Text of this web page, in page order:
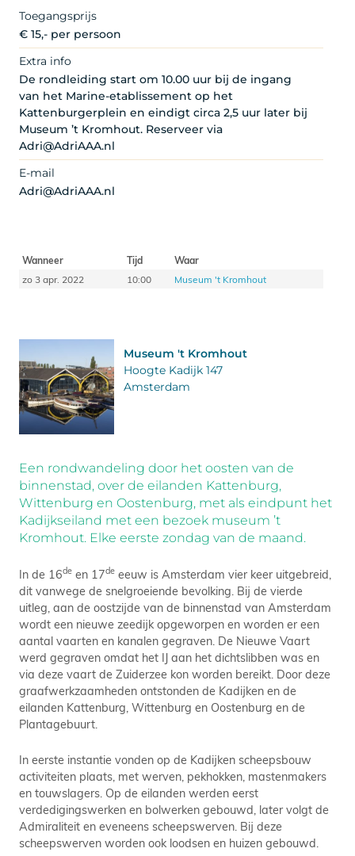
Toegangsprijs
€ 15,- per persoon
Extra info
De rondleiding start om 10.00 uur bij de ingang
van het Marine-etablissement op het
Kattenburgerplein en eindigt circa 2,5 uur later bij
Museum ’t Kromhout. Reserveer via
Adri@AdriAAA.nl
E-mail
Adri@AdriAAA.nl
Wanneer Tijd
Waar
zo 3 apr. 2022
10:00 Museum 't Kromhout
Museum 't Kromhout
Hoogte Kadijk 147
Amsterdam
Een rondwandeling door het oosten van de
binnenstad, over de eilanden Kattenburg,
Wittenburg en Oostenburg, met als eindpunt het
Kadijkseiland met een bezoek museum ’t
Kromhout. Elke eerste zondag van de maand.
In de 16de en 17de eeuw is Amsterdam vier keer uitgebreid,
dit vanwege de snelgroeiende bevolking. Bij de vierde
uitleg, aan de oostzijde van de binnenstad van Amsterdam
wordt een nieuwe zeedijk opgeworpen en worden er een
aantal vaarten en kanalen gegraven. De Nieuwe Vaart
werd gegraven omdat het IJ aan het dichtslibben was en
via deze vaart de Zuiderzee kon worden bereikt. Door deze
graafwerkzaamheden ontstonden de Kadijken en de
eilanden Kattenburg, Wittenburg en Oostenburg en de
Plantagebuurt.
In eerste instantie vonden op de Kadijken scheepsbouw
activiteiten plaats, met werven, pekhokken, mastenmakers
en touwslagers. Op de eilanden werden eerst
verdedigingswerken en bolwerken gebouwd, later volgt de
Admiraliteit en eveneens scheepswerven. Bij deze
scheepswerven worden ook loodsen en huizen gebouwd.